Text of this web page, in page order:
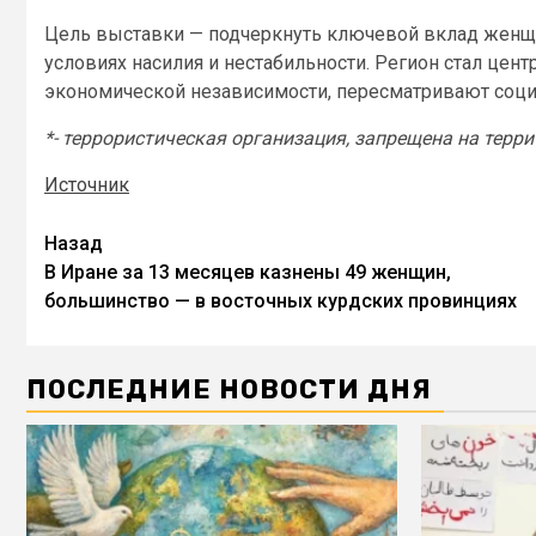
Цель выставки — подчеркнуть ключевой вклад
условиях насилия и нестабильности. Регион стал
экономической независимости, пересматривают
*- террористическая организация, запрещена на
Источник
Назад
В Иране за 13 месяцев казнены 49 женщин,
большинство — в восточных курдских провинциях
ПОСЛЕДНИЕ НОВОСТИ ДНЯ